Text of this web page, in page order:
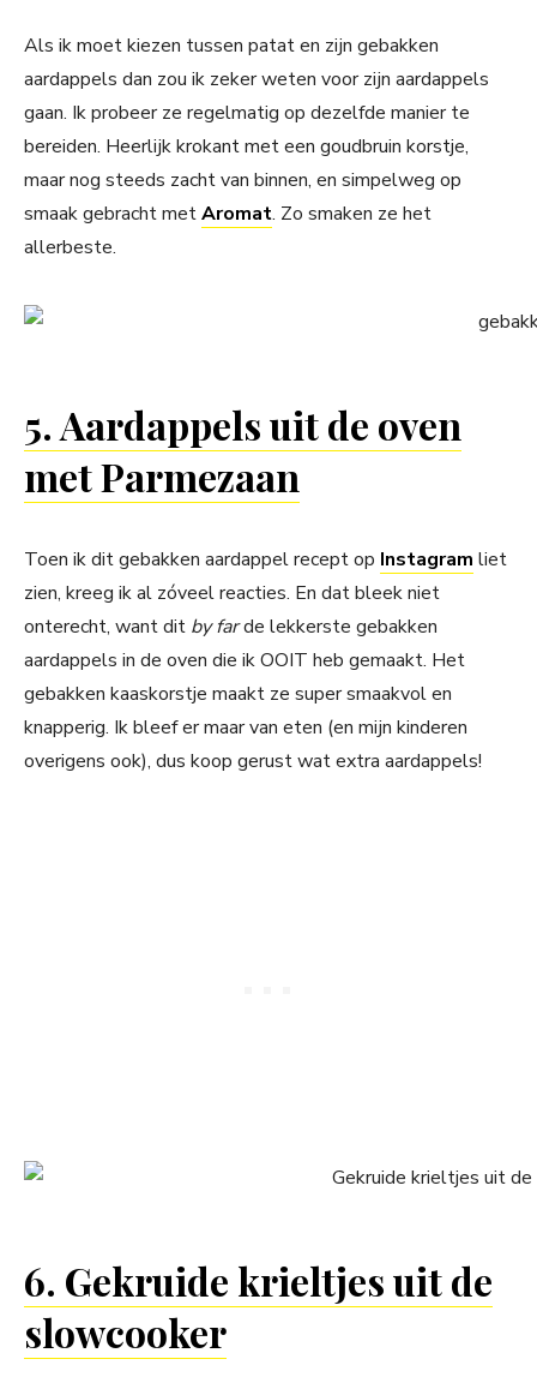
Als ik moet kiezen tussen patat en zijn gebakken
aardappels dan zou ik zeker weten voor zijn aardappels
gaan. Ik probeer ze regelmatig op dezelfde manier te
bereiden. Heerlijk krokant met een goudbruin korstje,
maar nog steeds zacht van binnen, en simpelweg op
smaak gebracht metAromat. Zo smaken ze het
allerbeste.
5. Aardappels uit de oven
met Parmezaan
Toen ik dit gebakken aardappel recept op Instagram liet
zien, kreeg ik al zóveel reacties. En dat bleek niet
onterecht, want dit by farde lekkerste gebakken
aardappels in de oven die ik OOIT heb gemaakt. Het
gebakken kaaskorstje maakt ze super smaakvol en
knapperig. Ik bleef er maar van eten (en mijn kinderen
overigens ook), dus koop gerust wat extra aardappels!
6. Gekruide krieltjes uit de
slowcooker